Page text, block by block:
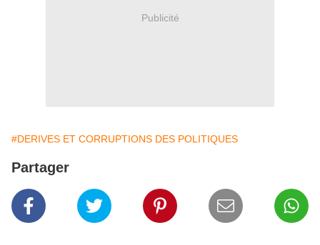
Publicité
#DERIVES ET CORRUPTIONS DES POLITIQUES
Partager